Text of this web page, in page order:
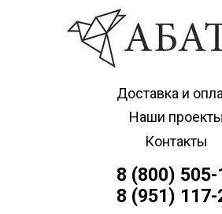
Доставка и
Наши проекты
Контакты
8 (800)
8 (951) 117-